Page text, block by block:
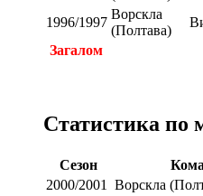
1996/1997
Ворскла
(Полтава)
Загалом
Статистика по
Сезон
2000/2001
Ворскла